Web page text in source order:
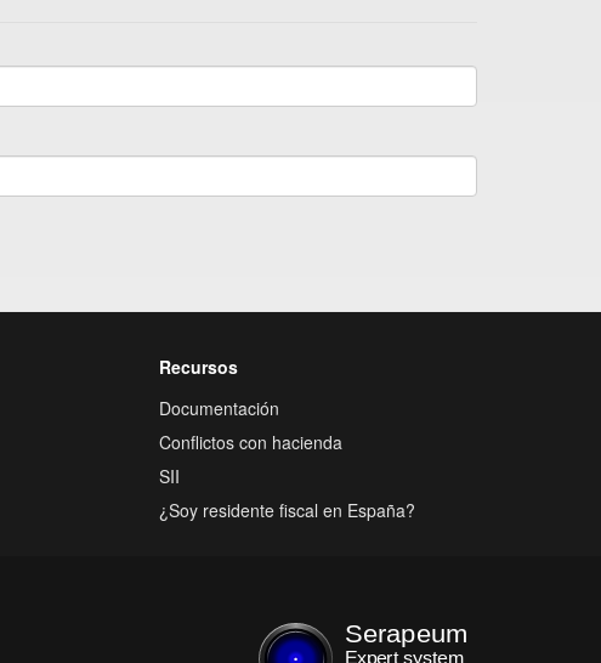
Recursos
Documentación
Conflictos con hacienda
SII
¿Soy residente fiscal en España?